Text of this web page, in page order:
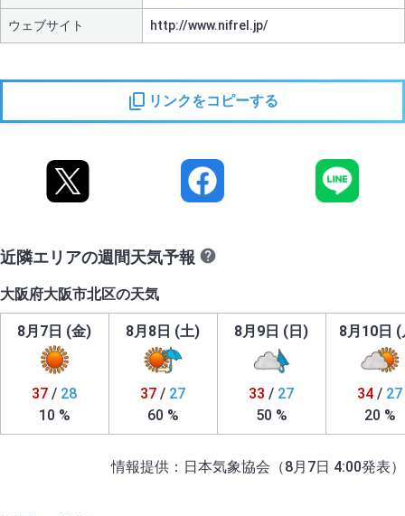
ウェブサイト http://www.nifrel.jp/
リンクをコピーする
近隣エリアの週間天気予報
大阪府大阪市北区の天気
8月7日 (金)
37 / 28
10 %
8月8日 (土)
37 / 27
60 %
8月9日 (日)
33 / 27
50 %
8月10日 (
34 / 27
20 %
情報提供：日本気象協会（8月7日 4:00発表）